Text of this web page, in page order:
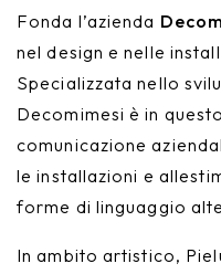
Fonda l’azienda
nel design e nelle
Specializzata nello
Decomimesi è in
comunicazione
le installazioni e
forme di linguaggio
In ambito artistico,